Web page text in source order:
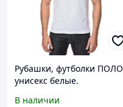
Рубашки, футболки ПОЛО
унисекс белые.
В наличии